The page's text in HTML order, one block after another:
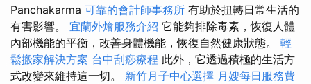
Panchakarma 可靠的會計師事務所 有助於扭轉日常生活的
有害影響。 宜蘭外燴服務介紹 它能夠排除毒素，恢復人體
內部機能的平衡，改善身體機能，恢復自然健康狀態。 輕
鬆搬家解決方案 台中刮痧療程 此外，它透過積極的生活方
式改變來維持這一切。 新竹月子中心選擇 月嫂每日服務費